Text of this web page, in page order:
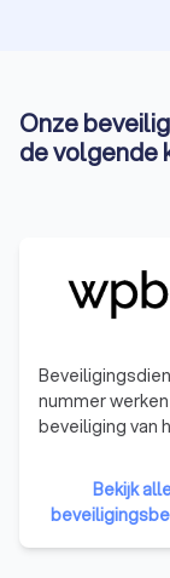
Onze
de volgende
nummer
beveiliging van
klanten.
Bekijk